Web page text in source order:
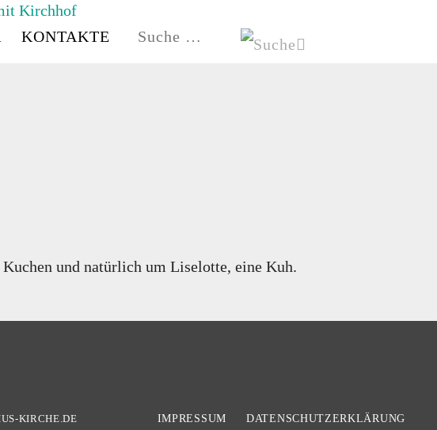
KONTAKTE
und natürlich um Liselotte, eine Kuh.
IMPRESSUM DATENSCHUTZERKLÄRUNG
KIRCHE.DE